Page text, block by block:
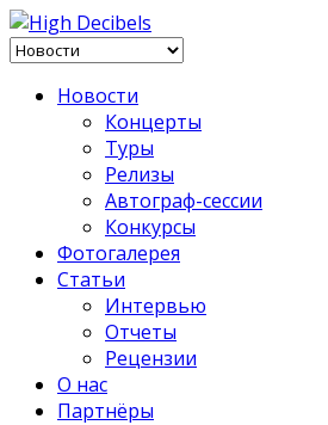
Новости
Концерты
Туры
Релизы
Автограф-сессии
Конкурсы
Фотогалерея
Статьи
Интервью
Отчеты
Рецензии
О нас
Партнёры